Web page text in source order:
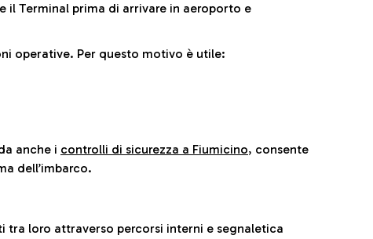
il Terminal prima di arrivare in aeroporto e
operative. Per questo motivo è utile:
anche i controlli di sicurezza a Fiumicino, consente
dell’imbarco.
tra loro attraverso percorsi interni e segnaletica